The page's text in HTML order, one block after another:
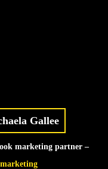
Gallee
marketing partner –